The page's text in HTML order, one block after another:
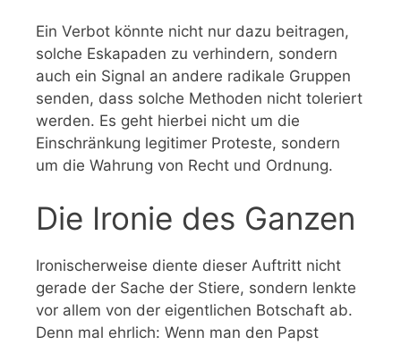
Ein Verbot könnte nicht nur dazu beitragen,
solche Eskapaden zu verhindern, sondern
auch ein Signal an andere radikale Gruppen
senden, dass solche Methoden nicht toleriert
werden. Es geht hierbei nicht um die
Einschränkung legitimer Proteste, sondern
um die Wahrung von Recht und Ordnung.
Die Ironie des Ganzen
Ironischerweise diente dieser Auftritt nicht
gerade der Sache der Stiere, sondern lenkte
vor allem von der eigentlichen Botschaft ab.
Denn mal ehrlich: Wenn man den Papst